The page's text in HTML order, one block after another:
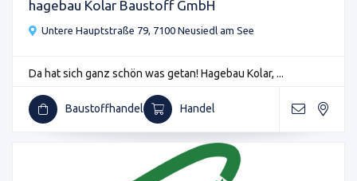
hagebau Kolar Baustoff GmbH
Untere Hauptstraße 79, 7100 Neusiedl am See
Da hat sich ganz schön was getan! Hagebau Kolar, ...
Baustoffhandel Handel